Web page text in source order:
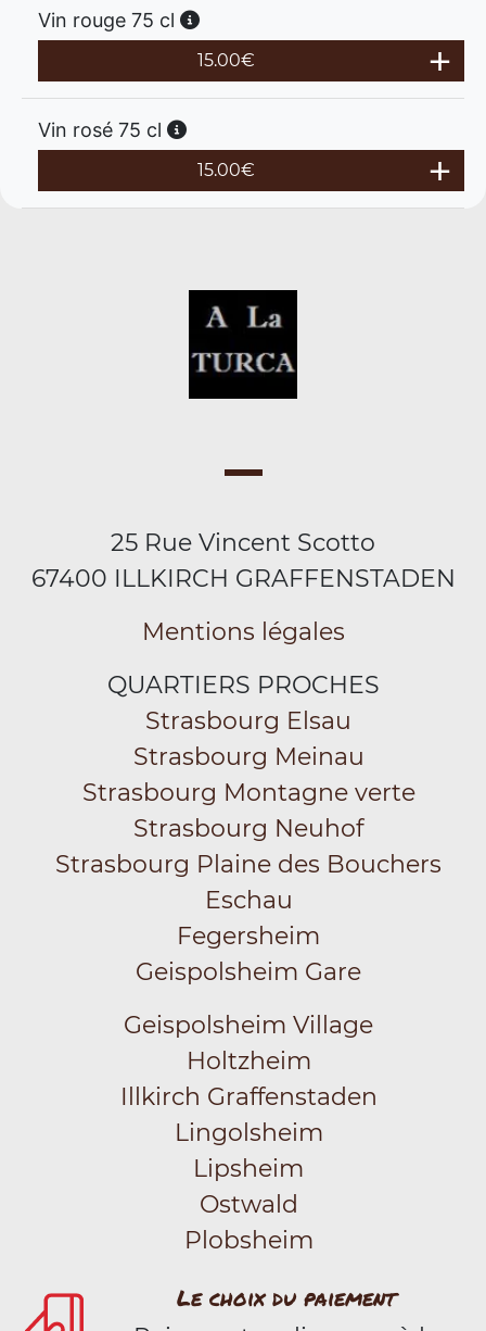
Vin rouge 75 cl
15.00€
Vin rosé 75 cl
15.00€
25 Rue Vincent Scotto
67400 ILLKIRCH GRAFFENSTADEN
Mentions légales
QUARTIERS PROCHES
Strasbourg Elsau
Strasbourg Meinau
Strasbourg Montagne verte
Strasbourg Neuhof
Strasbourg Plaine des Bouchers
Eschau
Fegersheim
Geispolsheim Gare
Geispolsheim Village
Holtzheim
Illkirch Graffenstaden
Lingolsheim
Lipsheim
Ostwald
Plobsheim
Le choix du paiement